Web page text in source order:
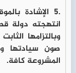
.5 الإشادة
انتهجته دولة
وبالتزامها
صون سيادتها
المشروعة كافة.